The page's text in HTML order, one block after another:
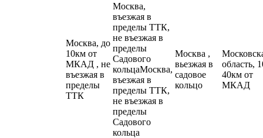
Москва, до
10км от
МКАД , не
въезжая в
пределы
ТТК
Москва,
въезжая в
пределы ТТК,
не въезжая в
пределы
Садового
кольцаМосква,
въезжая в
пределы ТТК,
не въезжая в
пределы
Садового
кольца
Москва ,
вьезжая в
садовое
кольцо
область,
40км от
МКАД